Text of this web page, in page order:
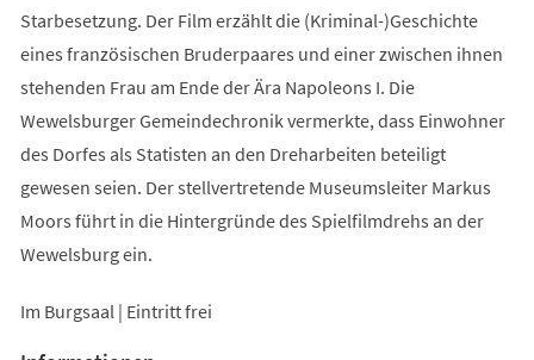
Starbesetzung. Der Film erzählt die (Kriminal-)Geschichte
eines französischen Bruderpaares und einer zwischen ihnen
stehenden Frau am Ende der Ära Napoleons I. Die
Wewelsburger Gemeindechronik vermerkte, dass Einwohner
des Dorfes als Statisten an den Dreharbeiten beteiligt
gewesen seien. Der stellvertretende Museumsleiter Markus
Moors führt in die Hintergründe des Spielfilmdrehs an der
Wewelsburg ein.
Im Burgsaal | Eintritt frei